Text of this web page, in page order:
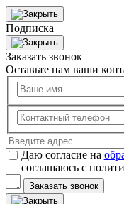
Подписка
Заказать звонок
Оставьте нам ваши
Даю согласие на
соглашаюсь с
Заказать звонок